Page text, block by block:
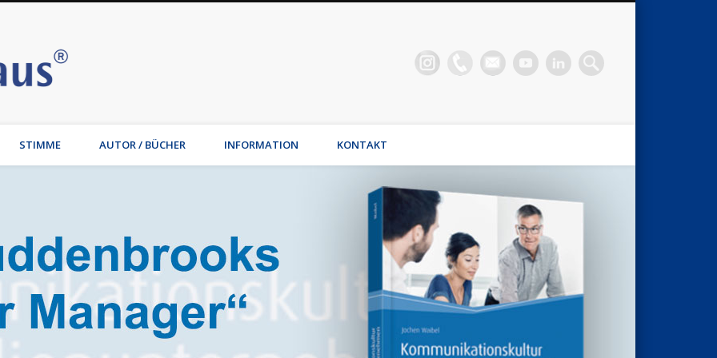
Stimmhaus | Hamburg – Jochen Waibel
Wirtschaftsmediation, Familienmediation, Familienunternehmen: Jochen Waibel, Stimmhaus Coach, Wirtschaftsmediator
STIMME AUTOR / BÜCHER INFORMATION KONTAKT